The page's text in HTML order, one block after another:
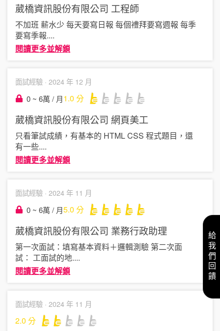
葳橋資訊股份有限公司 工程師
不加班 薪水少 每天要寫日報 每個禮拜要寫週報 每季
要寫季報....
閱讀更多並解鎖
面試經驗 · 2024 年 12 月
0 ~ 6萬 / 月1.0 分
葳橋資訊股份有限公司 網頁美工
只看筆試成績，有基本的 HTML CSS 程式題目，還
有一些....
閱讀更多並解鎖
面試經驗 · 2024 年 11 月
0 ~ 6萬 / 月5.0 分
葳橋資訊股份有限公司 業務行政助理
第一次面試：填寫基本資料＋邏輯測驗 第二次面
試： 工面試的地....
閱讀更多並解鎖
面試經驗 · 2024 年 11 月
2.0 分
給我們回饋